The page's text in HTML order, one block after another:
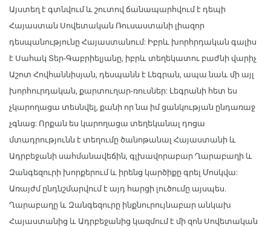
Այստեղ է գտնվում և շուտով ճանապարհվում է դեպի
Հայաստան Սովետական Ռուսաստանի լիազոր
դեսպանությունը Հայաստանում: Իբրև խորհրդական գալիս
է Սահակ Տեր-Գաբրիելյանը, իբրև տեղեկատու բաժնի վարիչ
Աշոտ Հովհաննիսյան, դեսպանն է Լեգրան, ապա նաև մի այլ
խորհուրդական, քարտուղար-ռուսներ: Լեգրանի հետ ես
չկարողացա տեսնվել, քանի որ նա իմ ցանկության ընդառաջ
չգնաց: Որքան ես կարողացա տեղեկանալ դոցա
մտադրությունն է տեղումը ծանոթանալ Հայաստանի և
Ադրբեջանի սահմանավեճին, գլխավորաբար Ղարաբաղի և
Զանգեզուրի խորքերում և իրենց կարծիքը գրել Մոսկվա:
Առայժմ ընդնշմարվում է այդ հարցի լուծումը այսպես.
Ղարաբաղը և Զանգեզուրը ինքնուրույնաբար անկախ
Հայաստանից և Ադրբեջանից կազմում է մի զոն Սովետական